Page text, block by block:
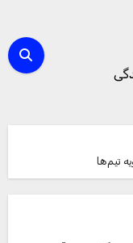
تیم‌ها